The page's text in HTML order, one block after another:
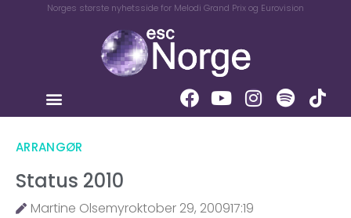
Norges største nyhetsside for Melodi Grand Prix og Eurovision
ARRANGØR
Status 2010
Martine Olsemyroktober 29, 200917:19